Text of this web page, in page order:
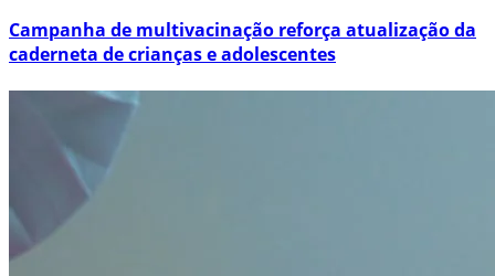
Campanha de multivacinação reforça atualização da
caderneta de crianças e adolescentes